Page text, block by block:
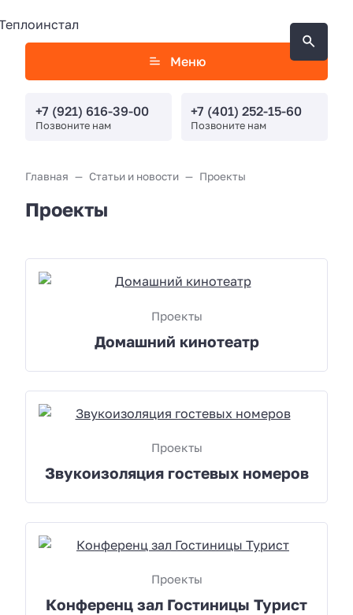
Меню
+7 (921) 616-39-00
Позвоните нам
+7 (401) 252-15-60
Позвоните нам
Главная Статьи и новости Проекты
Проекты
Проекты
Домашний кинотеатр
Проекты
Звукоизоляция гостевых номеров
Проекты
Конференц зал Гостиницы Турист